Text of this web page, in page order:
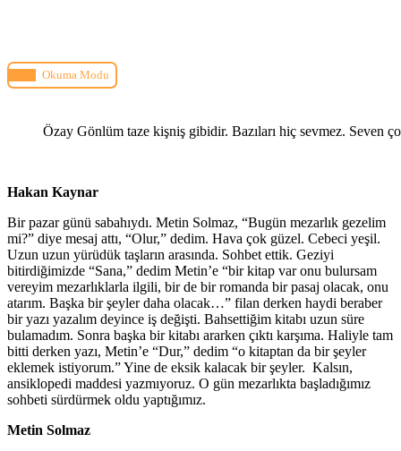
Okuma Modu
Özay Gönlüm taze kişniş gibidir. Bazıları hiç sevmez. Seven
Hakan Kaynar
Bir pazar günü sabahıydı. Metin Solmaz, “Bugün mezarlık gezelim
mi?” diye mesaj attı, “Olur,” dedim. Hava çok güzel. Cebeci yeşil.
Uzun uzun yürüdük taşların arasında. Sohbet ettik. Geziyi
bitirdiğimizde “Sana,” dedim Metin’e “bir kitap var onu bulursam
vereyim mezarlıklarla ilgili, bir de bir romanda bir pasaj olacak, onu
atarım. Başka bir şeyler daha olacak…” filan derken haydi beraber
bir yazı yazalım deyince iş değişti. Bahsettiğim kitabı uzun süre
bulamadım. Sonra başka bir kitabı ararken çıktı karşıma. Haliyle tam
bitti derken yazı, Metin’e “Dur,” dedim “o kitaptan da bir şeyler
eklemek istiyorum.” Yine de eksik kalacak bir şeyler. Kalsın,
ansiklopedi maddesi yazmıyoruz. O gün mezarlıkta başladığımız
sohbeti sürdürmek oldu yaptığımız.
Metin Solmaz